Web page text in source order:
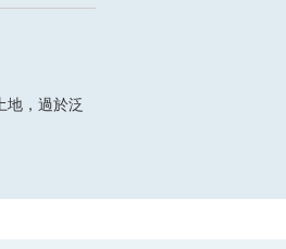
地，過於泛